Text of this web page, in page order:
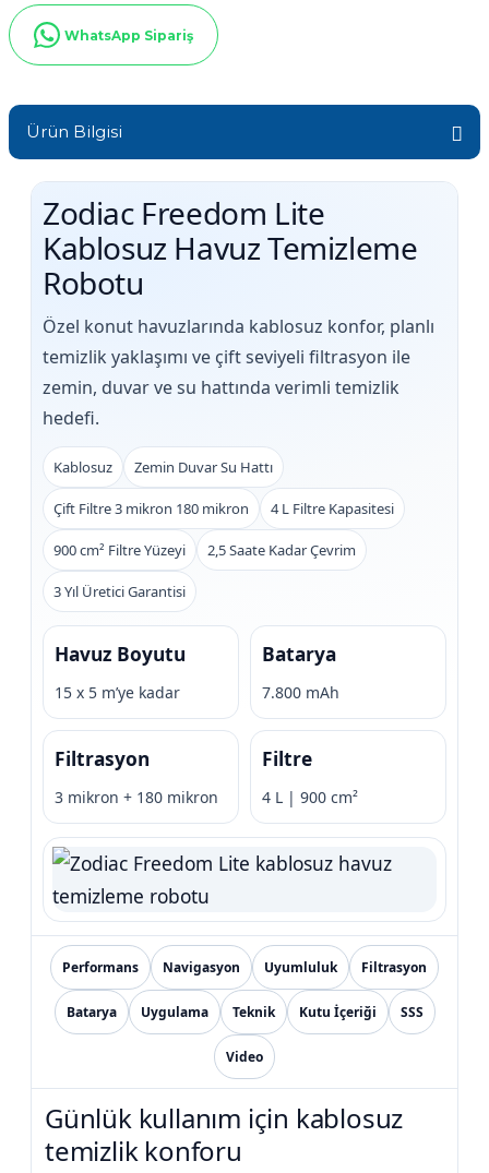
Gemaş Havuz
Wtr Havuz
Wtr Havuz Kimyasalları Setleri
Selenoid
Alkalinite Düşürücü
e Pool Expert
Havuz Filtre
Havuz Kış Kimyasalı
Kalsiyum Hipoklorit
Süper Pool
Tuz
Temizleyici
Havuz Vana
Havuz Isıtma
Havuz Elektrik
Havuz Sarf
Havuz
Ayak Havuzu
Bahçe Havuz
Havuz Robotu Yedek
Dalgıç Pompa
Dezenfeksiyon
Havuz Güvenlik
Havuz
Kapağı
Havuz Pompa
Havuz
WhatsApp Sipariş
Ürün Bilgisi
Zodiac Freedom Lite
Kablosuz Havuz Temizleme
Robotu
Özel konut havuzlarında kablosuz konfor, planlı
temizlik yaklaşımı ve çift seviyeli filtrasyon ile
zemin, duvar ve su hattında verimli temizlik
hedefi.
Kablosuz Zemin Duvar Su Hattı
Çift Filtre 3 mikron 180 mikron 4 L Filtre Kapasitesi
900 cm² Filtre Yüzeyi 2,5 Saate Kadar Çevrim
3 Yıl Üretici Garantisi
Havuz Boyutu
15 x 5 m’ye kadar
Batarya
7.800 mAh
Filtrasyon
3 mikron + 180 mikron
Filtre
4 L | 900 cm²
Performans Navigasyon Uyumluluk Filtrasyon
Batarya Uygulama Teknik Kutu İçeriği SSS
Video
Günlük kullanım için kablosuz
temizlik konforu